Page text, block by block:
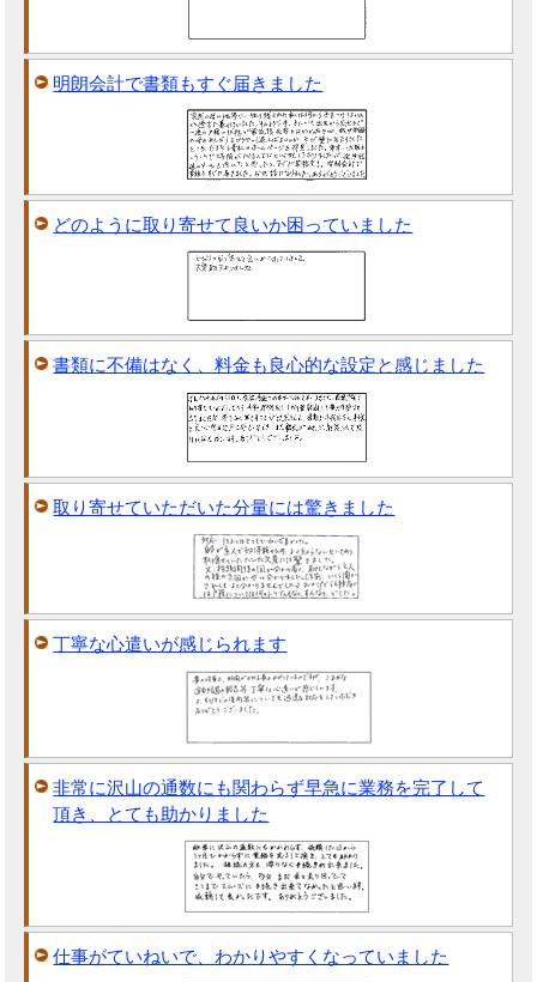
明朗会計で書類もすぐ届きました
どのように取り寄せて良いか困っていました
書類に不備はなく、料金も良心的な設定と感じました
取り寄せていただいた分量には驚きました
丁寧な心遣いが感じられます
非常に沢山の通数にも関わらず早急に業務を完了して
頂き、とても助かりました
仕事がていねいで、わかりやすくなっていました